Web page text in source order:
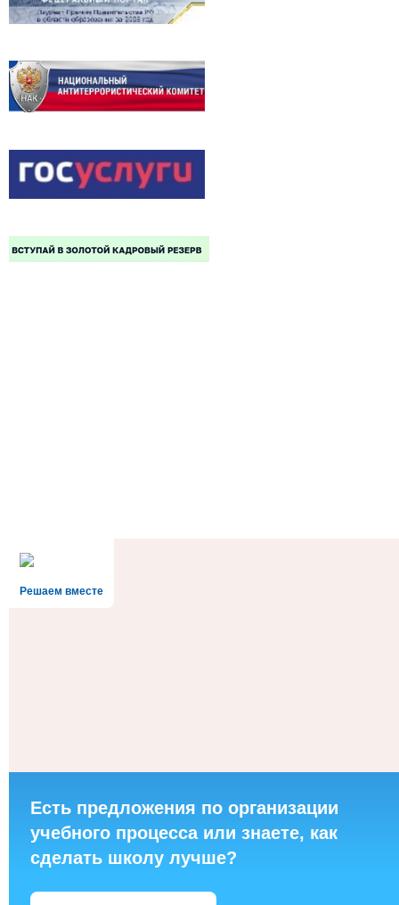
Решаем вместе
Есть предложения по организации
учебного процесса или знаете, как
сделать школу лучше?